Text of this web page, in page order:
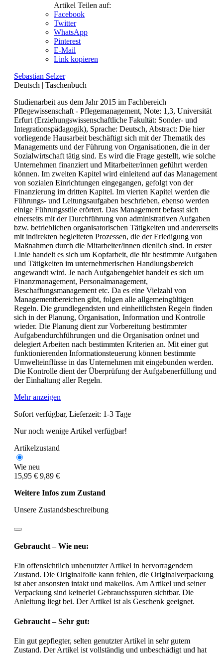
Artikel Teilen auf:
Facebook
Twitter
WhatsApp
Pinterest
E-Mail
Link kopieren
Sebastian Selzer
Deutsch | Taschenbuch
Studienarbeit aus dem Jahr 2015 im Fachbereich
Pflegewissenschaft - Pflegemanagement, Note: 1,3, Universität
Erfurt (Erziehungswissenschaftliche Fakultät: Sonder- und
Integrationspädagogik), Sprache: Deutsch, Abstract: Die hier
vorliegende Hausarbeit beschäftigt sich mit der Thematik des
Managements und der Führung von Organisationen, die in der
Sozialwirtschaft tätig sind. Es wird die Frage gestellt, wie solche
Unternehmen finanziert und Mitarbeiter/innen geführt werden
können. Im zweiten Kapitel wird einleitend auf das Management
von sozialen Einrichtungen eingegangen, gefolgt von der
Finanzierung im dritten Kapitel. Im vierten Kapitel werden die
Führungs- und Leitungsaufgaben beschrieben, ebenso werden
einige Führungsstile erörtert. Das Management befasst sich
einerseits mit der Durchführung von administrativen Aufgaben
bzw. betrieblichen organisatorischen Tätigkeiten und andererseits
mit indirekten begleiteten Prozessen, die der Erledigung von
Maßnahmen durch die Mitarbeiter/innen dienlich sind. In erster
Linie handelt es sich um Kopfarbeit, die für bestimmte Aufgaben
und Tätigkeiten im unternehmerischen Handlungsbereich
angewandt wird. Je nach Aufgabengebiet handelt es sich um
Finanzmanagement, Personalmanagement,
Beschaffungsmanagement etc. Da es eine Vielzahl von
Managementbereichen gibt, folgen alle allgemeingültigen
Regeln. Die grundlegendsten und einheitlichsten Regeln finden
sich in der Planung, Organisation, Information und Kontrolle
wieder. Die Planung dient zur Vorbereitung bestimmter
Aufgabendurchführungen und die Organisation ordnet und
delegiert Arbeiten nach bestimmten Kriterien an. Mit einer gut
funktionierenden Informationsteuerung können bestimmte
Umwelteinflüsse in das Unternehmen mit eingebunden werden.
Die Kontrolle dient der Überprüfung der Aufgabenerfüllung und
der Einhaltung aller Regeln.
Mehr anzeigen
Sofort verfügbar, Lieferzeit: 1-3 Tage
Nur noch wenige Artikel verfügbar!
Artikelzustand
Wie neu
15,95 € 9,89 €
Weitere Infos zum Zustand
Unsere Zustandsbeschreibung
Gebraucht – Wie neu:
Ein offensichtlich unbenutzter Artikel in hervorragendem
Zustand. Die Originalfolie kann fehlen, die Originalverpackung
ist aber ansonsten intakt und makellos. Am Artikel und seiner
Verpackung sind keinerlei Gebrauchsspuren sichtbar. Die
Anleitung liegt bei. Der Artikel ist als Geschenk geeignet.
Gebraucht – Sehr gut:
Ein gut gepflegter, selten genutzter Artikel in sehr gutem
Zustand. Der Artikel ist vollständig und unbeschädigt und hat